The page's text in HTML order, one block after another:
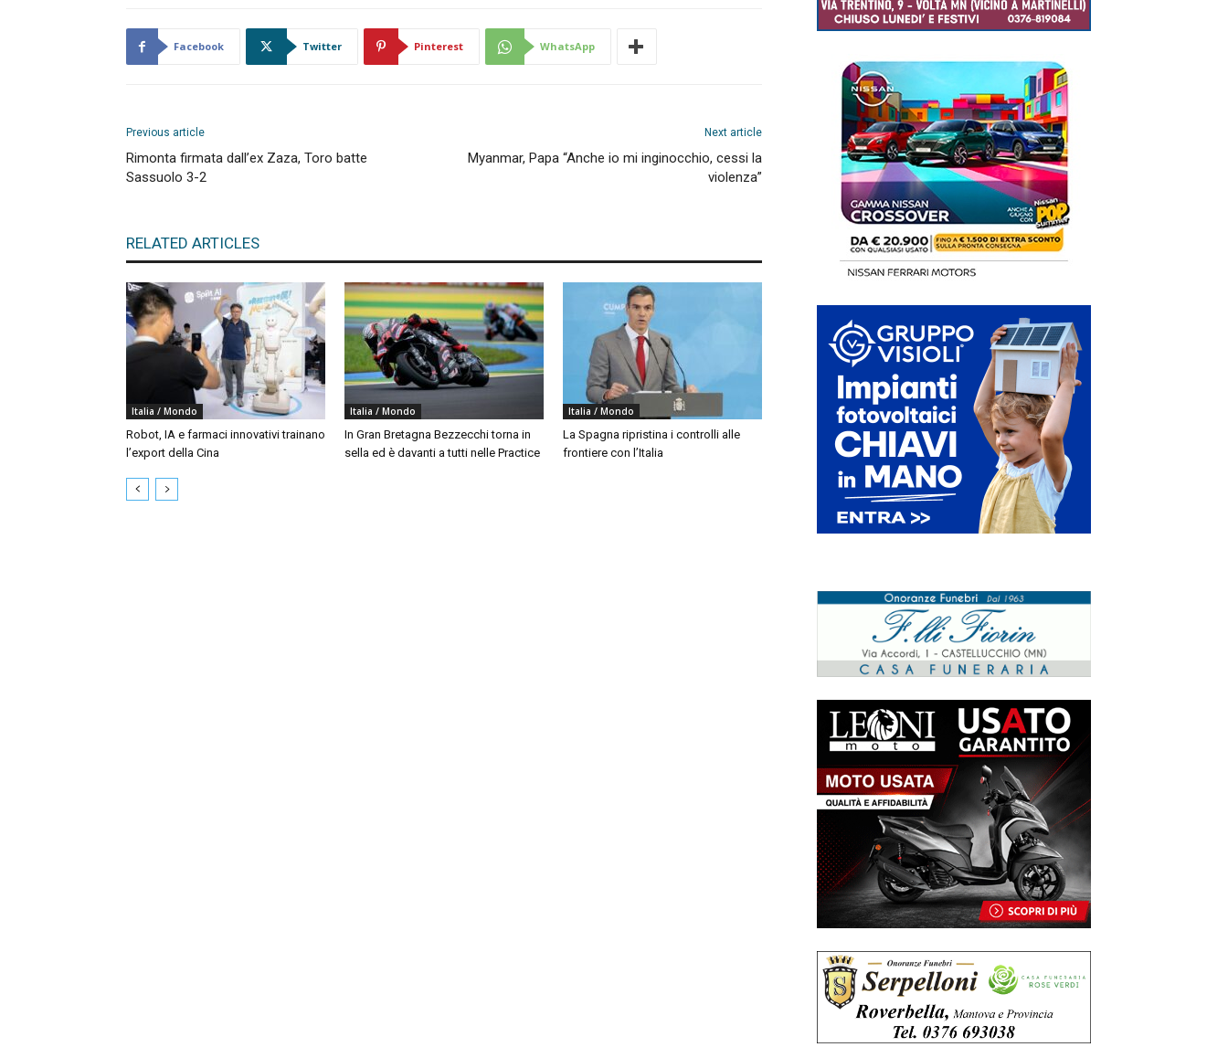
Facebook Twitter Pinterest WhatsApp
Previous article
Rimonta firmata dall’ex Zaza, Toro batte
Sassuolo 3-2
Next article
Myanmar, Papa “Anche io mi inginocchio, cessi la
violenza”
RELATED ARTICLES
Italia / Mondo
Robot, IA e farmaci innovativi trainano
l’export della Cina
Italia / Mondo
In Gran Bretagna Bezzecchi torna in
sella ed è davanti a tutti nelle Practice
Italia / Mondo
La Spagna ripristina i controlli alle
frontiere con l’Italia